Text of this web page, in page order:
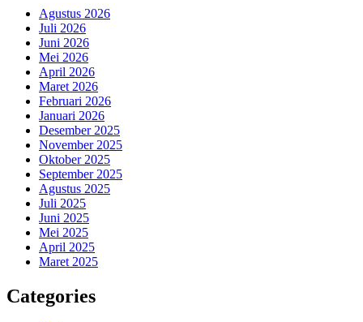
Agustus 2026
Juli 2026
Juni 2026
Mei 2026
April 2026
Maret 2026
Februari 2026
Januari 2026
Desember 2025
November 2025
Oktober 2025
September 2025
Agustus 2025
Juli 2025
Juni 2025
Mei 2025
April 2025
Maret 2025
Categories